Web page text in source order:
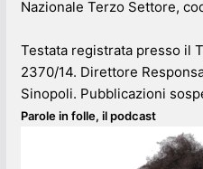
Nazionale Terzo Settore,
Testata registrata presso il
2370/14. Direttore
Sinopoli. Pubblicazioni
Parole in folle, il podcast